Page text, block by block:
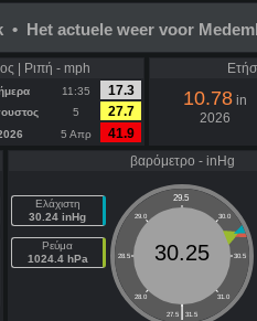
• Het actuele weer voor
| Ριπή - mph
11:35
17.3
5
27.7
5 Απρ 41.9
10.78 in
2026
βαρόμετρο - inHg
Ελάχιστη
30.24 inHg
Ρεύμα
1024.4 hPa
29.5
29.0 30.0
28.5 30.5
28.0 31.0
|
27.5 31.5
30.25